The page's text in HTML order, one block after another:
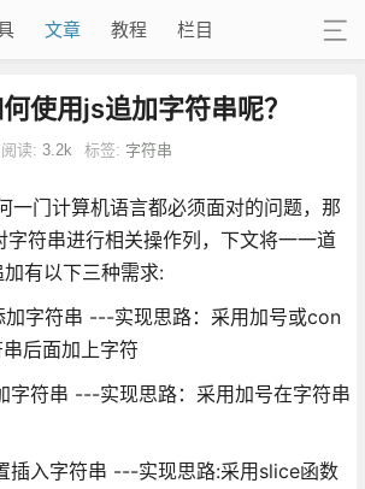
文章 教程 栏目
使用js追加字符串呢？
阅读: 3.2k 标签: 字符串
一门计算机语言都必须面对的问题，那
字符串进行相关操作列，下文将一一道
有以下三种需求:
加字符串 ---实现思路：采用加号或con
后面加上字符
字符串 ---实现思路：采用加号在字符串
插入字符串 ---实现思路:采用slice函数